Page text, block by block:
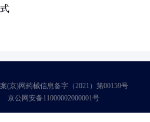
(京)网药械信息备字（2021）第00159号
京公网安备11000002000001号